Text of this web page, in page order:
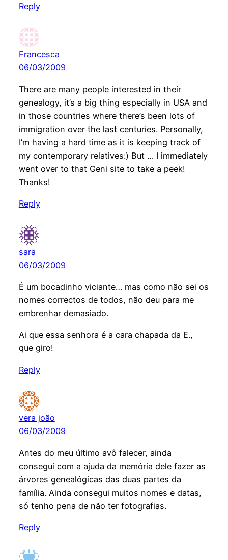
Reply
Francesca
06/03/2009
There are many people interested in their
genealogy, it’s a big thing especially in USA and
in those countries where there’s been lots of
immigration over the last centuries. Personally,
I’m having a hard time as it is keeping track of
my contemporary relatives:) But … I immediately
went over to that Geni site to take a peek!
Thanks!
Reply
sara
06/03/2009
É um bocadinho viciante… mas como não sei os
nomes correctos de todos, não deu para me
embrenhar demasiado.
Ai que essa senhora é a cara chapada da E.,
que giro!
Reply
vera joão
06/03/2009
Antes do meu último avô falecer, ainda
consegui com a ajuda da memória dele fazer as
árvores genealógicas das duas partes da
família. Ainda consegui muitos nomes e datas,
só tenho pena de não ter fotografias.
Reply